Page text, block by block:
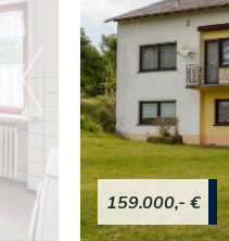
159.000,- €